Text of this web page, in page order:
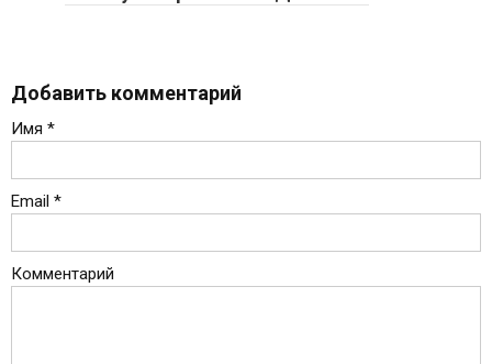
Добавить комментарий
Имя *
Email *
Комментарий